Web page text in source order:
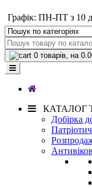
Графік: ПН-ПТ з 10
0 товарів, на
КАТАЛОГ
Добірка